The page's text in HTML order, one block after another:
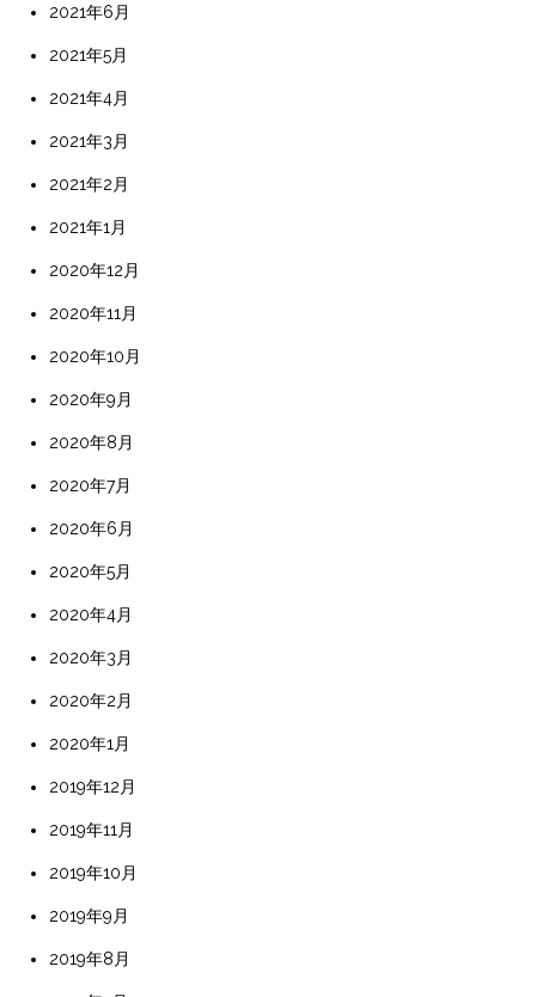
2021年6月
2021年5月
2021年4月
2021年3月
2021年2月
2021年1月
2020年12月
2020年11月
2020年10月
2020年9月
2020年8月
2020年7月
2020年6月
2020年5月
2020年4月
2020年3月
2020年2月
2020年1月
2019年12月
2019年11月
2019年10月
2019年9月
2019年8月